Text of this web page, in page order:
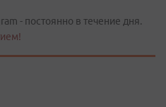
- постоянно в течение дня.